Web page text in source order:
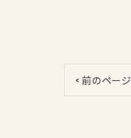
< 前のページ